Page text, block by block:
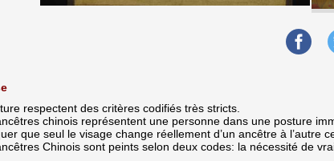
respectent des critères codifiés très stricts.
chinois représentent une personne dans une posture
que seul le visage change réellement d’un ancêtre à l’autre
Chinois sont peints selon deux codes: la nécessité de